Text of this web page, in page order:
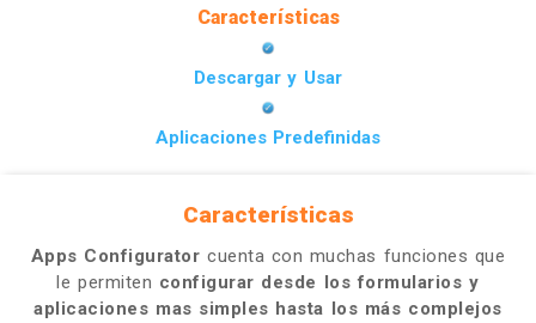
Características
Descargar y Usar
Aplicaciones Predefinidas
Características
Apps Configuratorcuenta con muchas funciones que
le permiten configurar desde los formularios y
aplicaciones mas simples hasta los más complejos